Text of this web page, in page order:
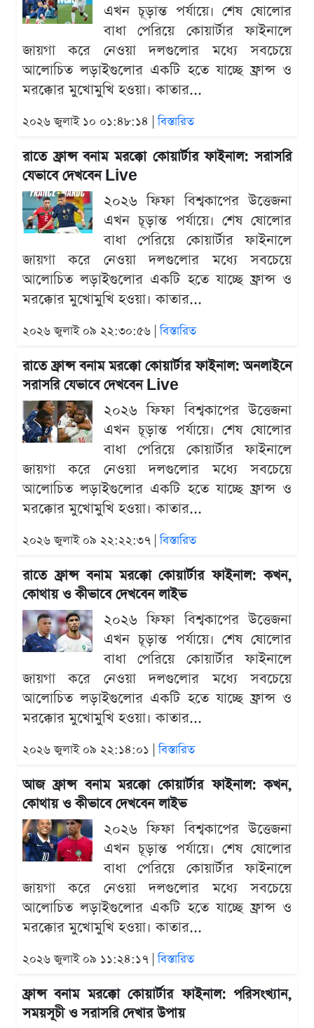
এখন চূড়ান্ত পর্যায়ে। শেষ ষোলোর
বাধা পেরিয়ে কোয়ার্টার ফাইনালে
জায়গা করে নেওয়া দলগুলোর মধ্যে সবচেয়ে
আলোচিত লড়াইগুলোর একটি হতে যাচ্ছে ফ্রান্স ও
মরক্কোর মুখোমুখি হওয়া। কাতার...
২০২৬ জুলাই ১০ ০১:৪৮:১৪ |বিস্তারিত
রাতে ফ্রান্স বনাম মরক্কো কোয়ার্টার ফাইনাল: সরাসরি
যেভাবে দেখবেন Live
২০২৬ ফিফা বিশ্বকাপের উত্তেজনা
এখন চূড়ান্ত পর্যায়ে। শেষ ষোলোর
বাধা পেরিয়ে কোয়ার্টার ফাইনালে
জায়গা করে নেওয়া দলগুলোর মধ্যে সবচেয়ে
আলোচিত লড়াইগুলোর একটি হতে যাচ্ছে ফ্রান্স ও
মরক্কোর মুখোমুখি হওয়া। কাতার...
২০২৬ জুলাই ০৯ ২২:৩০:৫৬ |বিস্তারিত
রাতে ফ্রান্স বনাম মরক্কো কোয়ার্টার ফাইনাল: অনলাইনে
সরাসরি যেভাবে দেখবেন Live
২০২৬ ফিফা বিশ্বকাপের উত্তেজনা
এখন চূড়ান্ত পর্যায়ে। শেষ ষোলোর
বাধা পেরিয়ে কোয়ার্টার ফাইনালে
জায়গা করে নেওয়া দলগুলোর মধ্যে সবচেয়ে
আলোচিত লড়াইগুলোর একটি হতে যাচ্ছে ফ্রান্স ও
মরক্কোর মুখোমুখি হওয়া। কাতার...
২০২৬ জুলাই ০৯ ২২:২২:৩৭ |বিস্তারিত
রাতে ফ্রান্স বনাম মরক্কো কোয়ার্টার ফাইনাল: কখন,
কোথায় ও কীভাবে দেখবেন লাইভ
২০২৬ ফিফা বিশ্বকাপের উত্তেজনা
এখন চূড়ান্ত পর্যায়ে। শেষ ষোলোর
বাধা পেরিয়ে কোয়ার্টার ফাইনালে
জায়গা করে নেওয়া দলগুলোর মধ্যে সবচেয়ে
আলোচিত লড়াইগুলোর একটি হতে যাচ্ছে ফ্রান্স ও
মরক্কোর মুখোমুখি হওয়া। কাতার...
২০২৬ জুলাই ০৯ ২২:১৪:০১ |বিস্তারিত
আজ ফ্রান্স বনাম মরক্কো কোয়ার্টার ফাইনাল: কখন,
কোথায় ও কীভাবে দেখবেন লাইভ
২০২৬ ফিফা বিশ্বকাপের উত্তেজনা
এখন চূড়ান্ত পর্যায়ে। শেষ ষোলোর
বাধা পেরিয়ে কোয়ার্টার ফাইনালে
জায়গা করে নেওয়া দলগুলোর মধ্যে সবচেয়ে
আলোচিত লড়াইগুলোর একটি হতে যাচ্ছে ফ্রান্স ও
মরক্কোর মুখোমুখি হওয়া। কাতার...
২০২৬ জুলাই ০৯ ১১:২৪:১৭ |বিস্তারিত
ফ্রান্স বনাম মরক্কো কোয়ার্টার ফাইনাল: পরিসংখ্যান,
সময়সূচী ও সরাসরি দেখার উপায়